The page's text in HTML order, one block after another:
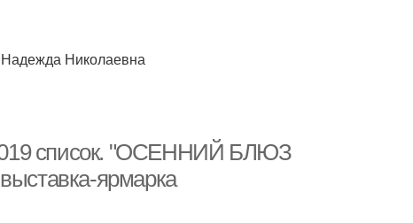
Николаевна
список. "ОСЕННИЙ БЛЮЗ
ярмарка